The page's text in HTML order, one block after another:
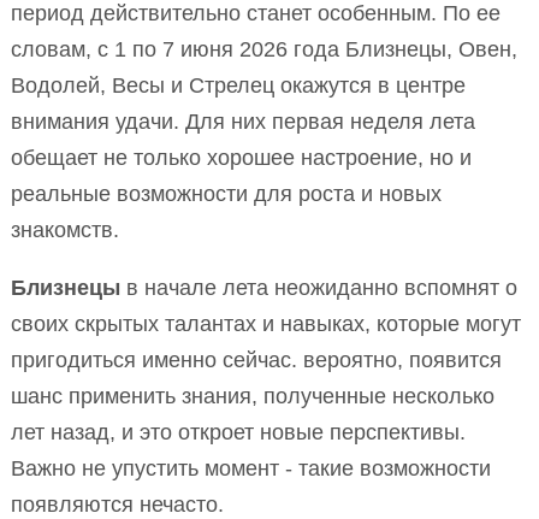
период действительно станет особенным. По ее
словам, с 1 по 7 июня 2026 года Близнецы, Овен,
Водолей, Весы и Стрелец окажутся в центре
внимания удачи. Для них первая неделя лета
обещает не только хорошее настроение, но и
реальные возможности для роста и новых
знакомств.
Близнецы в начале лета неожиданно вспомнят о
своих скрытых талантах и навыках, которые могут
пригодиться именно сейчас. вероятно, появится
шанс применить знания, полученные несколько
лет назад, и это откроет новые перспективы.
Важно не упустить момент - такие возможности
появляются нечасто.